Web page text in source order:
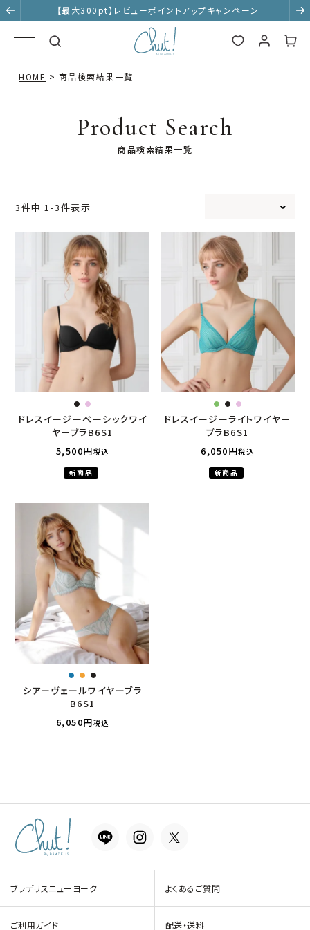
【最大300pt】レビューポイントアップキャンペーン
HOME 商品検索結果一覧
Product Search
商品検索結果一覧
3件中 1 -3件表示
ドレスイージーベーシックワイ
ヤーブラB6S1
5,500
税込
新商品
ドレスイージーライトワイヤー
ブラB6S1
6,050
税込
新商品
シアーヴェールワイヤーブラ
B6S1
6,050
税込
ブラデリスニューヨーク よくあるご質問
ご利用ガイド 配送・送料